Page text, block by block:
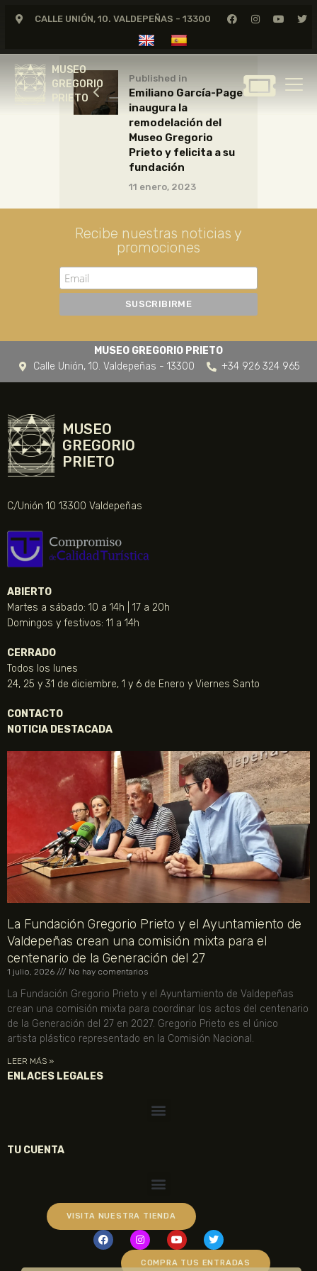
CALLE UNIÓN, 10. VALDEPEÑAS - 13300
MUSEO
GREGORIO
PRIETO
MUSEO
GREGORIO
GREGORIO PRIETO
CERTAMEN DE DIBUJO
FUNDACIÓN
TIENDA
NOTICIAS
Published in
Emiliano García-Page
inaugura la
remodelación del
Museo Gregorio
Prieto y felicita a su
fundación
11 enero, 2023
Recibe nuestras noticias y
promociones
MUSEO GREGORIO PRIETO
Calle Unión, 10. Valdepeñas - 13300
+34 926 324 965
MUSEO
GREGORIO
PRIETO
C/Unión 10 13300 Valdepeñas
ABIERTO
Martes a sábado: 10 a 14h | 17 a 20h
Domingos y festivos: 11 a 14h
CERRADO
Todos los lunes
24, 25 y 31 de diciembre, 1 y 6 de Enero y Viernes Santo
CONTACTO
NOTICIA DESTACADA
La Fundación Gregorio Prieto y el Ayuntamiento de
Valdepeñas crean una comisión mixta para el
centenario de la Generación del 27
1 julio, 2026 No hay comentarios
La Fundación Gregorio Prieto y el Ayuntamiento de Valdepeñas
crean una comisión mixta para coordinar los actos del centenario
de la Generación del 27 en 2027. Gregorio Prieto es el único
artista plástico representado en la Comisión Nacional.
LEER MÁS »
ENLACES LEGALES
TU CUENTA
VISITA NUESTRA TIENDA
COMPRA TUS ENTRADAS